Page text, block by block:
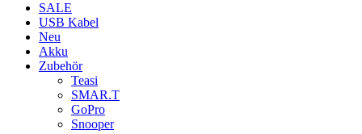
SALE
USB Kabel
Neu
Akku
Zubehör
Teasi
SMAR.T
GoPro
Snooper